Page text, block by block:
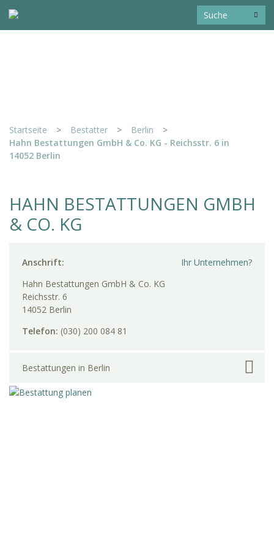
Startseite > Bestatter > Berlin
>
Hahn Bestattungen GmbH & Co. KG - Reichsstr. 6 in
14052 Berlin
HAHN BESTATTUNGEN GMBH
& CO. KG
Ihr Unternehmen?
Anschrift:
Hahn Bestattungen GmbH & Co. KG
Reichsstr. 6
14052 Berlin
Telefon: (030) 200 084 81
Bestattungen in Berlin